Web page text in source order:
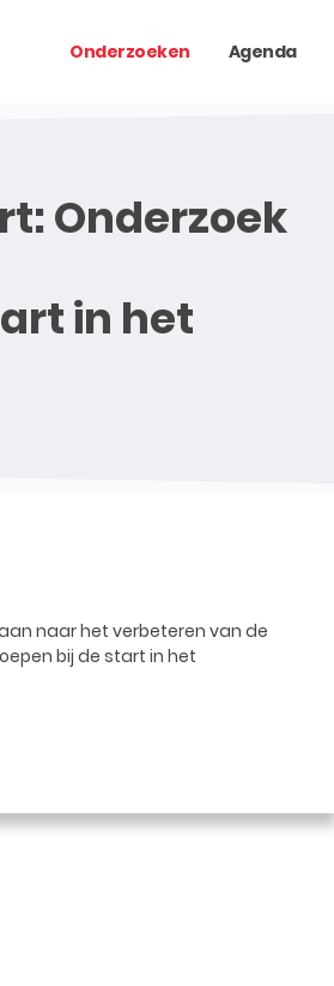
Onderzoeken Agenda
Onderzoek
in het
naar het verbeteren van de
bij de start in het